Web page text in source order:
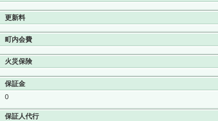
更新料
町内会費
火災保険
保証金
0
保証人代行